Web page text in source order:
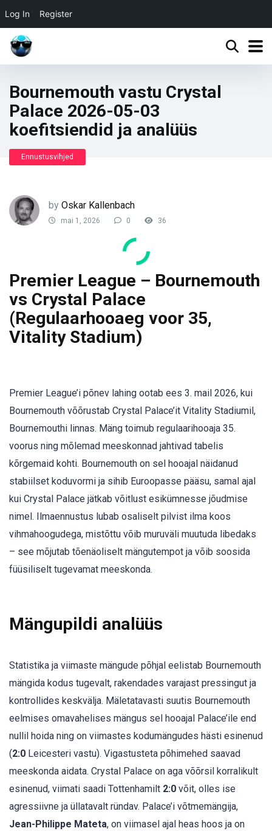
Log In Register
Bournemouth vastu Crystal
Palace 2026-05-03
koefitsiendid ja analüüs
Ennustusvihjed
by Oskar Kallenbach
mai 1, 2026 0 36
Premier League – Bournemouth
vs Crystal Palace
(Regulaarhooaeg voor 35,
Vitality Stadium)
Premier League’i põnev lahing ootab ees 3. mail 2026, kui
Bournemouth võõrustab Crystal Palace’it Vitality Stadiumil,
Bournemouthi linnas. Mäng toimub regulaarihooaja 35.
voorus ning mõlemad meeskonnad jahtivad tabelis
kõrgemaid kohti. Bournemouth on sel hooajal näidanud
stabiilset koduvormi ja sihib Euroopasse pääsu, samal ajal
kui Crystal Palace jätkab võitlust esikümnesse jõudmise
nimel. Ilmaennustus lubab osaliselt pilvist ilma koos
vihmahoogudega, mistõttu võib muruväli muutuda libedaks
– see mõjutab tõenäoliselt mängutempot ja võib soosida
füüsiliselt tugevamat meeskonda.
Mängupildi analüüs
Statistika ja viimaste mängude põhjal eelistab Bournemouth
mängida kodus tugevalt, rakendades varajast pressingut ja
kontrollides keskvälja. Mäletatavasti suutis Bournemouth
eelmises omavahelises mängus sel hooajal Palace’ile end
nullil hoida ning on viimastes kodumängudes hästi esinenud
(2:0 Leicesteri vastu). Vigastusteta põhimehed saavad
meeskonda aidata. Crystal Palace on aga võõrsil korralikult
esinenud, viimati saadi Tottenhamilt 2:0 võit, olles ise
agressiivne ja üllatavalt ründav. Palace’i võtmemängija,
Jean-Philippe Mateta, on viimasel ajal heas hoos ja on